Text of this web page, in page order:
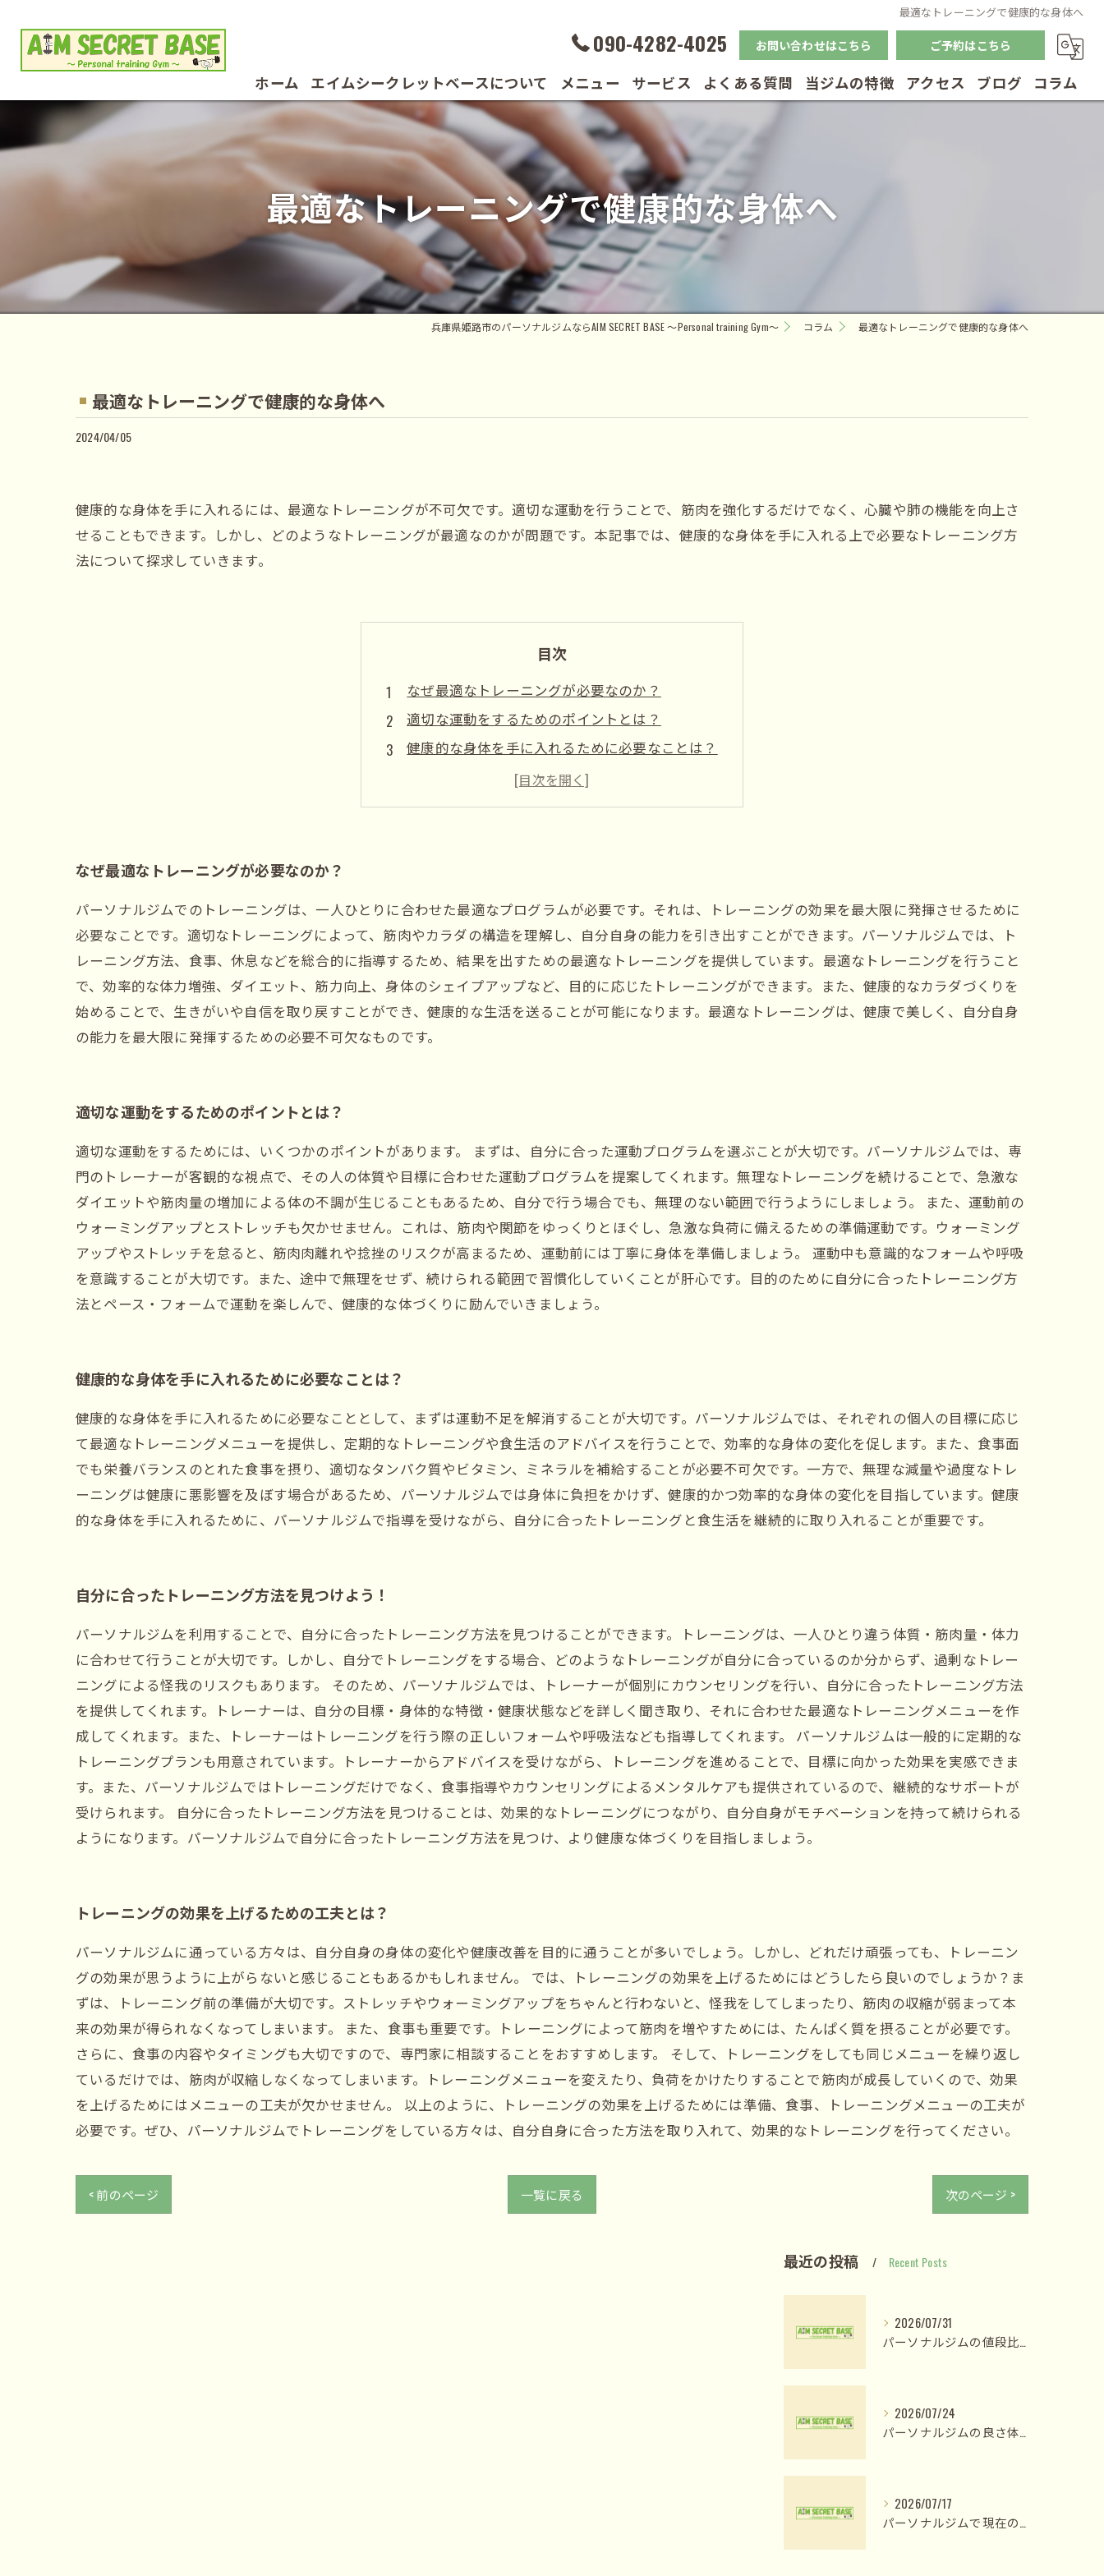
最適なトレーニングで健康的な身体へ
090-4282-4025 お問い合わせはこちら ご予約はこちら
ホーム エイムシークレットベースについて
お客様の声
メニュー サービス よくある質問 当ジムの特徴
リハビリ
アクセス ブログ コラム
最適なトレーニングで健康的な身体へ
兵庫県姫路市のパーソナルジムならAIM SECRET BASE ～Personal training Gym～ コラム 最適なトレーニングで健康的な身体へ
最適なトレーニングで健康的な身体へ
2024/04/05
健康的な身体を手に入れるには、最適なトレーニングが不可欠です。適切な運動を行うことで、筋肉を強化するだけでなく、心臓や肺の機能を向上さ
せることもできます。しかし、どのようなトレーニングが最適なのかが問題です。本記事では、健康的な身体を手に入れる上で必要なトレーニング方
法について探求していきます。
目次
なぜ最適なトレーニングが必要なのか？
適切な運動をするためのポイントとは？
健康的な身体を手に入れるために必要なことは？
自分に合ったトレーニング方法を見つけよう！
トレーニングの効果を上げるための工夫とは？
なぜ最適なトレーニングが必要なのか？
パーソナルジムでのトレーニングは、一人ひとりに合わせた最適なプログラムが必要です。それは、トレーニングの効果を最大限に発揮させるために
必要なことです。適切なトレーニングによって、筋肉やカラダの構造を理解し、自分自身の能力を引き出すことができます。パーソナルジムでは、ト
レーニング方法、食事、休息などを総合的に指導するため、結果を出すための最適なトレーニングを提供しています。最適なトレーニングを行うこと
で、効率的な体力増強、ダイエット、筋力向上、身体のシェイプアップなど、目的に応じたトレーニングができます。また、健康的なカラダづくりを
始めることで、生きがいや自信を取り戻すことができ、健康的な生活を送ることが可能になります。最適なトレーニングは、健康で美しく、自分自身
の能力を最大限に発揮するための必要不可欠なものです。
適切な運動をするためのポイントとは？
適切な運動をするためには、いくつかのポイントがあります。 まずは、自分に合った運動プログラムを選ぶことが大切です。パーソナルジムでは、専
門のトレーナーが客観的な視点で、その人の体質や目標に合わせた運動プログラムを提案してくれます。無理なトレーニングを続けることで、急激な
ダイエットや筋肉量の増加による体の不調が生じることもあるため、自分で行う場合でも、無理のない範囲で行うようにしましょう。 また、運動前の
ウォーミングアップとストレッチも欠かせません。これは、筋肉や関節をゆっくりとほぐし、急激な負荷に備えるための準備運動です。ウォーミング
アップやストレッチを怠ると、筋肉肉離れや捻挫のリスクが高まるため、運動前には丁寧に身体を準備しましょう。 運動中も意識的なフォームや呼吸
を意識することが大切です。また、途中で無理をせず、続けられる範囲で習慣化していくことが肝心です。目的のために自分に合ったトレーニング方
法とペース・フォームで運動を楽しんで、健康的な体づくりに励んでいきましょう。
健康的な身体を手に入れるために必要なことは？
健康的な身体を手に入れるために必要なこととして、まずは運動不足を解消することが大切です。パーソナルジムでは、それぞれの個人の目標に応じ
て最適なトレーニングメニューを提供し、定期的なトレーニングや食生活のアドバイスを行うことで、効率的な身体の変化を促します。また、食事面
でも栄養バランスのとれた食事を摂り、適切なタンパク質やビタミン、ミネラルを補給することが必要不可欠です。一方で、無理な減量や過度なトレ
ーニングは健康に悪影響を及ぼす場合があるため、パーソナルジムでは身体に負担をかけず、健康的かつ効率的な身体の変化を目指しています。健康
的な身体を手に入れるために、パーソナルジムで指導を受けながら、自分に合ったトレーニングと食生活を継続的に取り入れることが重要です。
自分に合ったトレーニング方法を見つけよう！
パーソナルジムを利用することで、自分に合ったトレーニング方法を見つけることができます。トレーニングは、一人ひとり違う体質・筋肉量・体力
に合わせて行うことが大切です。しかし、自分でトレーニングをする場合、どのようなトレーニングが自分に合っているのか分からず、過剰なトレー
ニングによる怪我のリスクもあります。 そのため、パーソナルジムでは、トレーナーが個別にカウンセリングを行い、自分に合ったトレーニング方法
を提供してくれます。トレーナーは、自分の目標・身体的な特徴・健康状態などを詳しく聞き取り、それに合わせた最適なトレーニングメニューを作
成してくれます。また、トレーナーはトレーニングを行う際の正しいフォームや呼吸法なども指導してくれます。 パーソナルジムは一般的に定期的な
トレーニングプランも用意されています。トレーナーからアドバイスを受けながら、トレーニングを進めることで、目標に向かった効果を実感できま
す。また、パーソナルジムではトレーニングだけでなく、食事指導やカウンセリングによるメンタルケアも提供されているので、継続的なサポートが
受けられます。 自分に合ったトレーニング方法を見つけることは、効果的なトレーニングにつながり、自分自身がモチベーションを持って続けられる
ようになります。パーソナルジムで自分に合ったトレーニング方法を見つけ、より健康な体づくりを目指しましょう。
トレーニングの効果を上げるための工夫とは？
パーソナルジムに通っている方々は、自分自身の身体の変化や健康改善を目的に通うことが多いでしょう。しかし、どれだけ頑張っても、トレーニン
グの効果が思うように上がらないと感じることもあるかもしれません。 では、トレーニングの効果を上げるためにはどうしたら良いのでしょうか？ま
ずは、トレーニング前の準備が大切です。ストレッチやウォーミングアップをちゃんと行わないと、怪我をしてしまったり、筋肉の収縮が弱まって本
来の効果が得られなくなってしまいます。 また、食事も重要です。トレーニングによって筋肉を増やすためには、たんぱく質を摂ることが必要です。
さらに、食事の内容やタイミングも大切ですので、専門家に相談することをおすすめします。 そして、トレーニングをしても同じメニューを繰り返し
ているだけでは、筋肉が収縮しなくなってしまいます。トレーニングメニューを変えたり、負荷をかけたりすることで筋肉が成長していくので、効果
を上げるためにはメニューの工夫が欠かせません。 以上のように、トレーニングの効果を上げるためには準備、食事、トレーニングメニューの工夫が
必要です。ぜひ、パーソナルジムでトレーニングをしている方々は、自分自身に合った方法を取り入れて、効果的なトレーニングを行ってください。
< 前のページ 一覧に戻る 次のページ >
最近の投稿 Recent Posts
2026/07/31
パーソナルジムの値段比較で納得のプラン選びと費用対効果を見極める方法
2026/07/24
パーソナルジムの良さ体験と姫路市木場前中町で私が変われた理由
2026/07/17
パーソナルジムで現在の人気が高まる理由と後悔しない選び方を徹底解説